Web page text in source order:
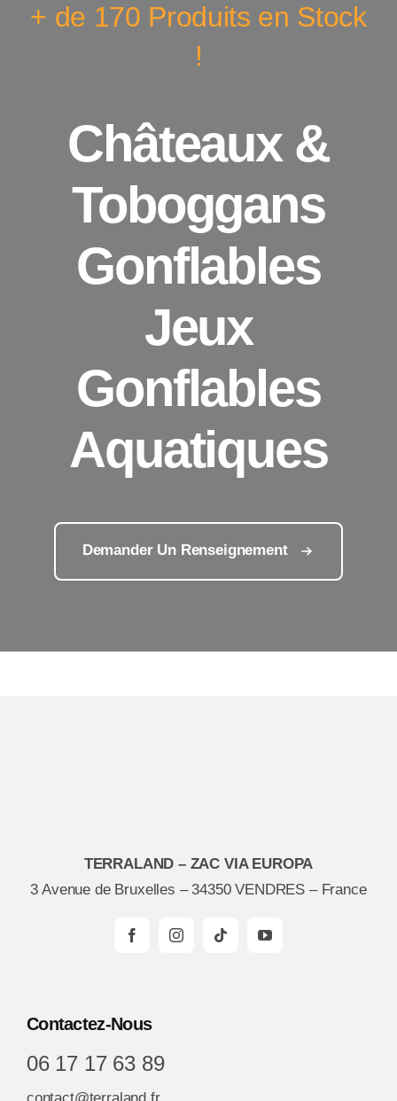
+ de 170 Produits en Stock
!
Châteaux &
Toboggans
Gonflables
Jeux
Gonflables
Aquatiques
Demander Un Renseignement
TERRALAND – ZAC VIA EUROPA
3 Avenue de Bruxelles – 34350 VENDRES – France
Contactez-Nous
06 17 17 63 89